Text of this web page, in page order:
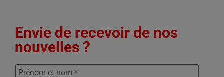
Envie de recevoir de nos
nouvelles ?